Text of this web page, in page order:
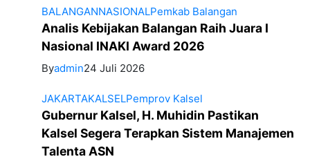
BALANGANNASIONALPemkab Balangan
Analis Kebijakan Balangan Raih Juara I
Nasional INAKI Award 2026
Byadmin24 Juli 2026
JAKARTAKALSELPemprov Kalsel
Gubernur Kalsel, H. Muhidin Pastikan
Kalsel Segera Terapkan Sistem Manajemen
Talenta ASN